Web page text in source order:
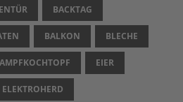
BACKTAG
BALKON BLECHE
EIER
ELEKTROHERD